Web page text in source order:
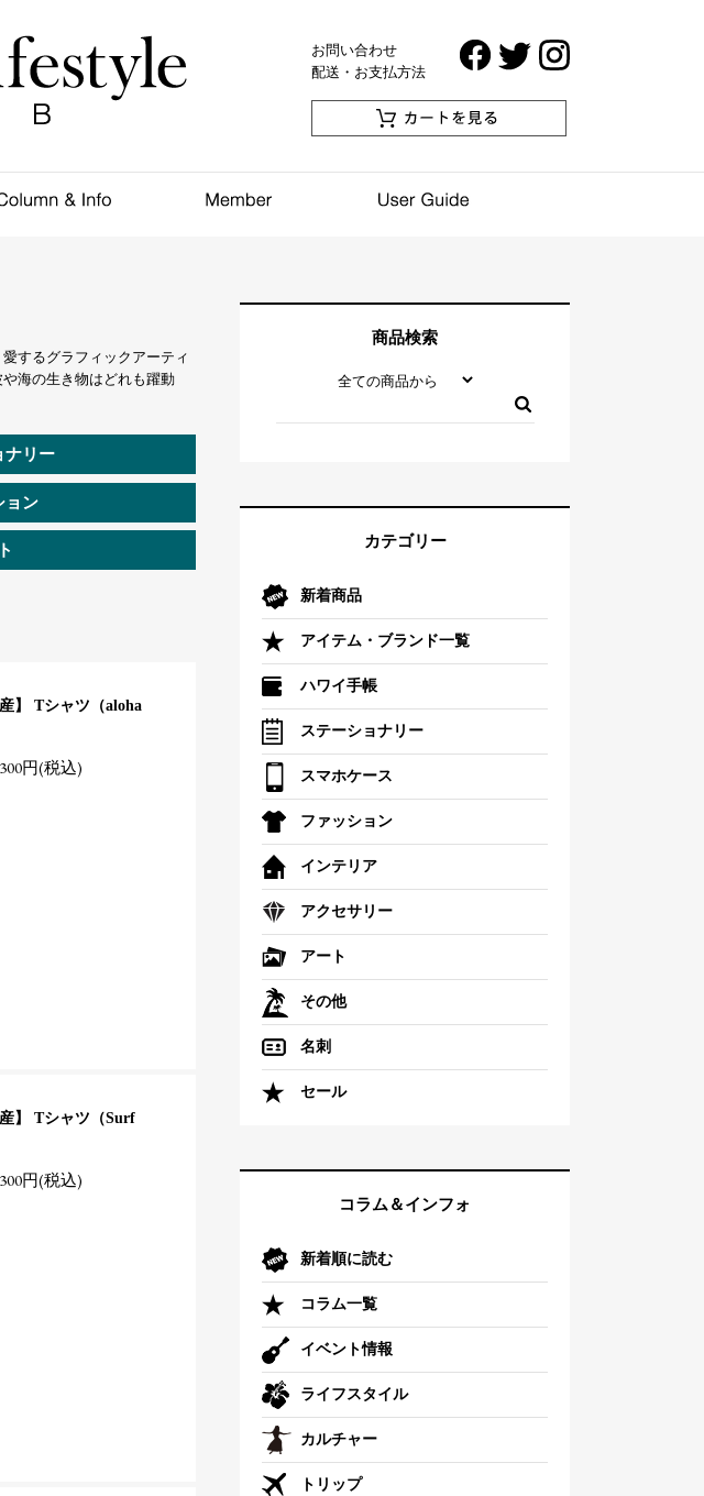
お問い合わせ
配送・お支払方法
するグラフィックアーティ
海の生き物はどれも躍動
ナリー
ョン
産】 Tシャツ（aloha
円(税込)
産】 Tシャツ（Surf
円(税込)
商品検索
カテゴリー
新着商品
アイテム・ブランド一覧
ハワイ手帳
ステーショナリー
スマホケース
ファッション
インテリア
アクセサリー
アート
その他
名刺
セール
コラム＆インフォ
新着順に読む
コラム一覧
イベント情報
ライフスタイル
カルチャー
トリップ